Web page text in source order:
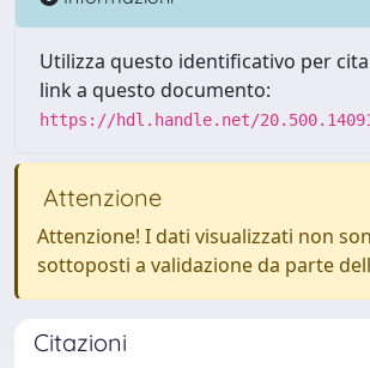
Utilizza questo identificativo per
link a questo documento:
https://hdl.handle.net/
Attenzione
Attenzione! I dati visualizzati non
sottoposti a validazione da parte
Citazioni